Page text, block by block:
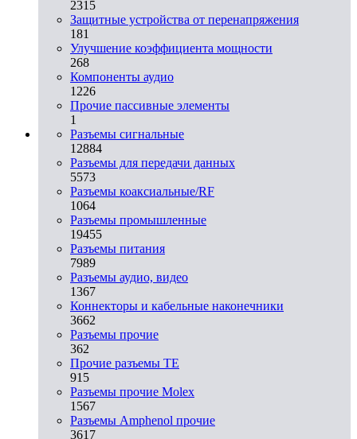
2315
Защитные устройства от перенапряжения
181
Улучшение коэффициента мощности
268
Компоненты аудио
1226
Прочие пассивные элементы
1
Разъeмы сигнальные
12884
Разъeмы для передачи данных
5573
Разъeмы коаксиальные/RF
1064
Разъeмы промышленные
19455
Разъeмы питания
7989
Разъeмы аудио, видео
1367
Коннекторы и кабельные наконечники
3662
Разъeмы прочие
362
Прочие разъемы TE
915
Разъемы прочие Molex
1567
Разъемы Amphenol прочие
3617